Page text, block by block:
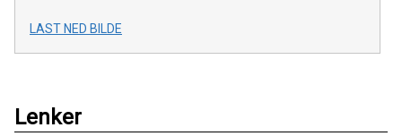
LAST NED BILDE
Lenker